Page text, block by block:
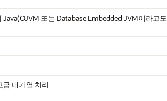
Java(OJVM 또는 Database Embedded JVM이라고도
급 대기열 처리